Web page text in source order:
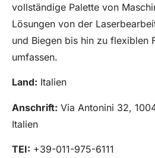
vollständige Palette von
Lösungen von der
und Biegen bis hin zu flexiblen
umfassen.
Land: Italien
Anschrift: Via Antonini 32,
Italien
TEI: +39-011-975-6111